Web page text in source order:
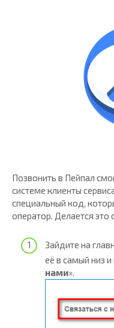
Позвонить в Пейпал
системе клиенты
специальный код,
оператор. Делается
Зайдите на
её в самый низ
нами».